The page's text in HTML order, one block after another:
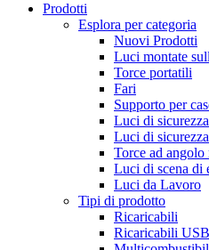
Prodotti
Esplora per categoria
Nuovi Prodotti
Luci montate
Torce portatili
Fari
Supporto per
Luci di
Luci di sicurezza
Torce ad angolo
Luci di scena di
Luci da Lavoro
Tipi di prodotto
Ricaricabili
Ricaricabili USB